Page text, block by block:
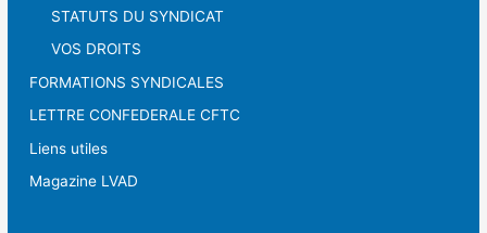
STATUTS DU SYNDICAT
VOS DROITS
FORMATIONS SYNDICALES
LETTRE CONFEDERALE CFTC
Liens utiles
Magazine LVAD